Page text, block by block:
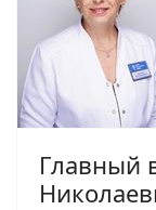
Главный